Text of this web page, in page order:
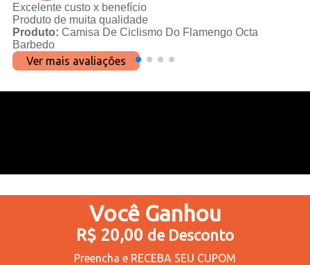
Excelente custo x benefício
Produto de muita qualidade
Produto: Camisa De Ciclismo Do Flamengo Octa
Barbedo
Ver mais avaliações
Você Ganhou
R$ 20,00 de Desconto
Preencha e RECEBA SEU CUPOM